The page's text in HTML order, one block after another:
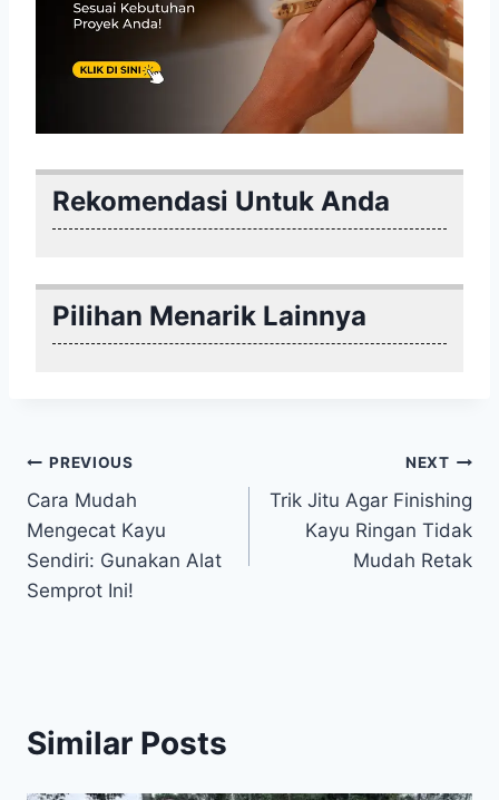
Rekomendasi Untuk Anda
Pilihan Menarik Lainnya
Post
navigation
PREVIOUS
Cara Mudah
Mengecat Kayu
Sendiri: Gunakan Alat
Semprot Ini!
NEXT
Trik Jitu Agar Finishing
Kayu Ringan Tidak
Mudah Retak
Similar Posts